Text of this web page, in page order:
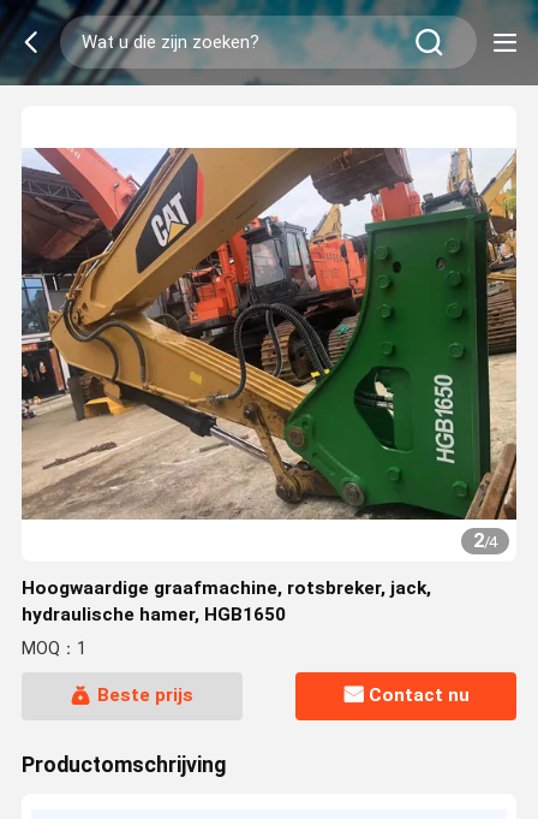
2/4
Hoogwaardige graafmachine, rotsbreker, jack,
hydraulische hamer, HGB1650
MOQ：1
Beste prijs Contact nu
Productomschrijving